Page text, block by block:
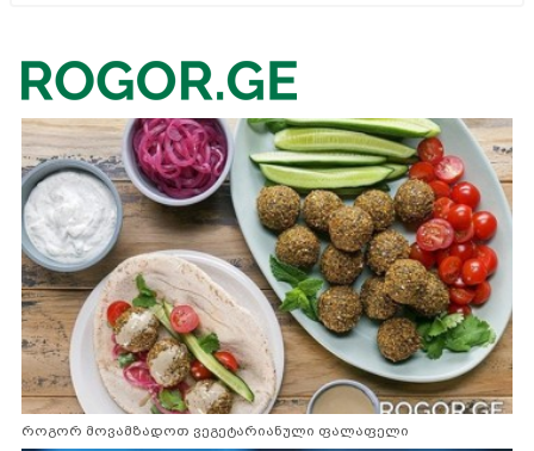
როგორ მოვამზადოთ ვეგეტარიანული ფალაფელი